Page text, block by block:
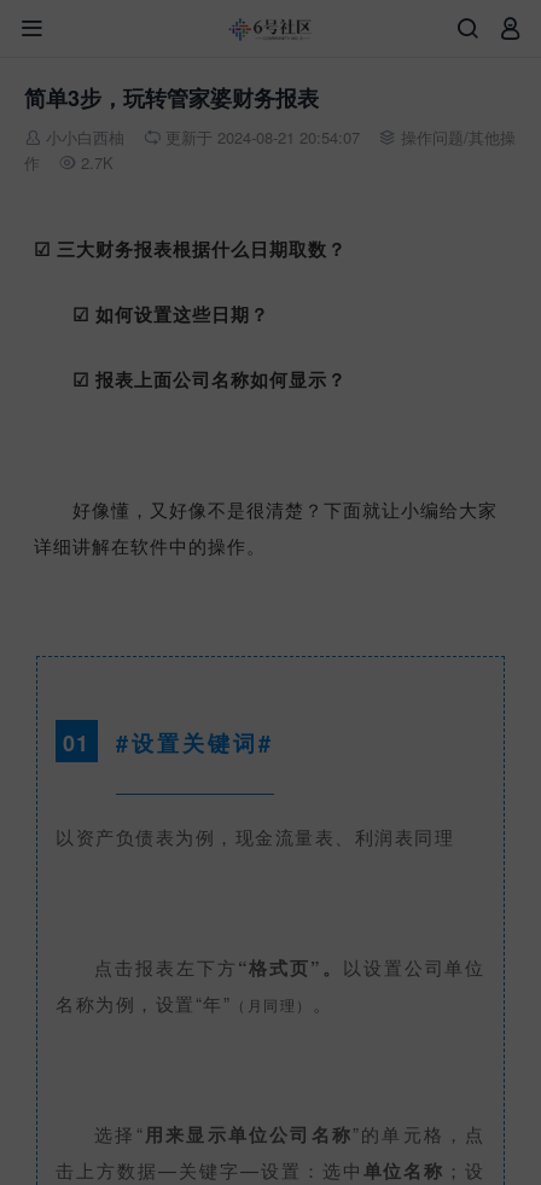



简单3步，玩转管家婆财务报表
 小小白西柚  更新于 2024-08-21 20:54:07  操作问题/其他操
作
 2.7K
☑ 三大财务报表根据什么日期取数？
☑ 如何设置这些日期？
☑ 报表上面公司名称如何显示？
好像懂，又好像不是很清楚？下面就让小编给大家
详细讲解在软件中的操作。
01 #设置关键词#
以资产负债表为例，现金流量表、利润表同理
点击报表左下方“格式页”。 以设置公司单位
名称为例，设置“年” （月同理） 。
选择“用来显示单位公司名称”的单元格，点
击上方数据—关键字—设置：选中单位名称 ；设